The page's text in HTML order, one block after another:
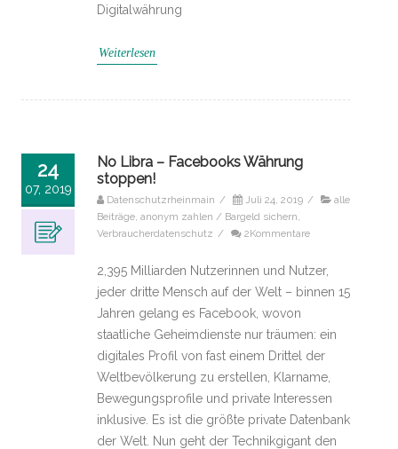
Digitalwährung
Weiterlesen
24
07, 2019
No Libra – Facebooks Währung
stoppen!
Datenschutzrheinmain / Juli 24, 2019 /
alle
Beiträge, anonym zahlen / Bargeld sichern,
Verbraucherdatenschutz / 2Kommentare
2,395 Milliarden Nutzerinnen und Nutzer,
jeder dritte Mensch auf der Welt – binnen 15
Jahren gelang es Facebook, wovon
staatliche Geheimdienste nur träumen: ein
digitales Profil von fast einem Drittel der
Weltbevölkerung zu erstellen, Klarname,
Bewegungsprofile und private Interessen
inklusive. Es ist die größte private Datenbank
der Welt. Nun geht der Technikgigant den